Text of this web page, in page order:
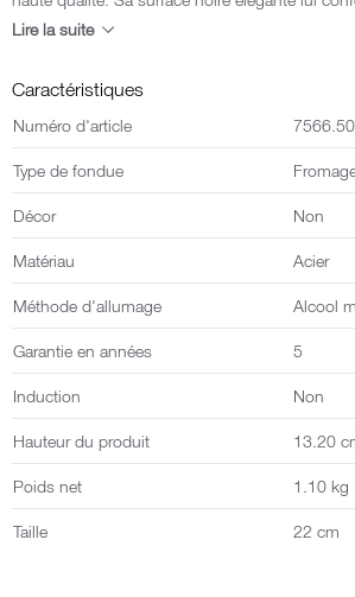
raffiné, tandis que sa finition robuste garantit un
Lire la suite
Caractéristiques
Numéro d'article 7566.50
Type de fondue
Décor Non
Matériau Acier
Méthode d'allumage Alcool
Garantie en années 5
Induction Non
Hauteur du produit 13.20
Poids net 1.10 kg
Taille 22 cm